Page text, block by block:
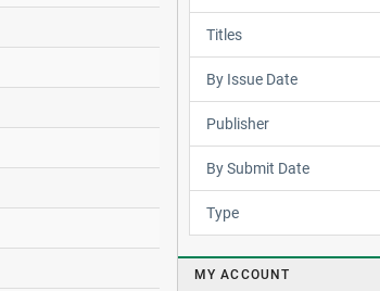
Titles
By Issue Date
Publisher
By Submit Date
Type
MY ACCOUNT